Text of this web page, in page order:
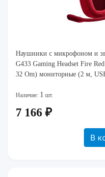
Наушники с микрофоном и
G433 Gaming Headset Fire
32 Om) мониторные (2 м,
Наличие: 1 шт.
7 166 ₽
В